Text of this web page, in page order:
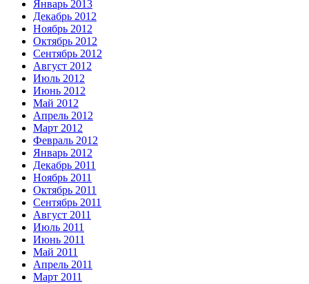
Январь 2013
Декабрь 2012
Ноябрь 2012
Октябрь 2012
Сентябрь 2012
Август 2012
Июль 2012
Июнь 2012
Май 2012
Апрель 2012
Март 2012
Февраль 2012
Январь 2012
Декабрь 2011
Ноябрь 2011
Октябрь 2011
Сентябрь 2011
Август 2011
Июль 2011
Июнь 2011
Май 2011
Апрель 2011
Март 2011